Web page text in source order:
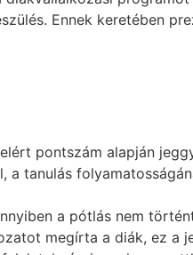
Ennek keretében
pontszám alapján
tanulás
a pótlás nem
megírta a diák, ez a